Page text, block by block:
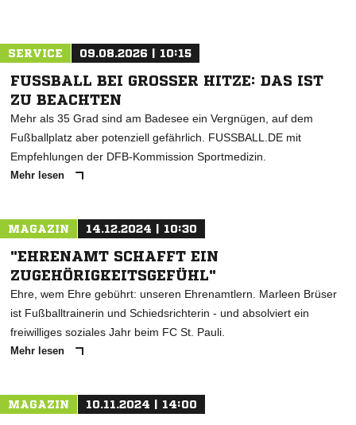
SERVICE 09.08.2026 | 10:15
FUSSBALL BEI GROSSER HITZE: DAS IST ZU
BEACHTEN
Mehr als 35 Grad sind am Badesee ein Vergnügen, auf dem
Fußballplatz aber potenziell gefährlich. FUSSBALL.DE mit
Empfehlungen der DFB-Kommission Sportmedizin.
Mehr lesen
MAGAZIN 14.12.2024 | 10:30
"EHRENAMT SCHAFFT EIN
ZUGEHÖRIGKEITSGEFÜHL"
Ehre, wem Ehre gebührt: unseren Ehrenamtlern. Marleen Brüser
ist Fußballtrainerin und Schiedsrichterin - und absolviert ein
freiwilliges soziales Jahr beim FC St. Pauli.
Mehr lesen
MAGAZIN 10.11.2024 | 14:00